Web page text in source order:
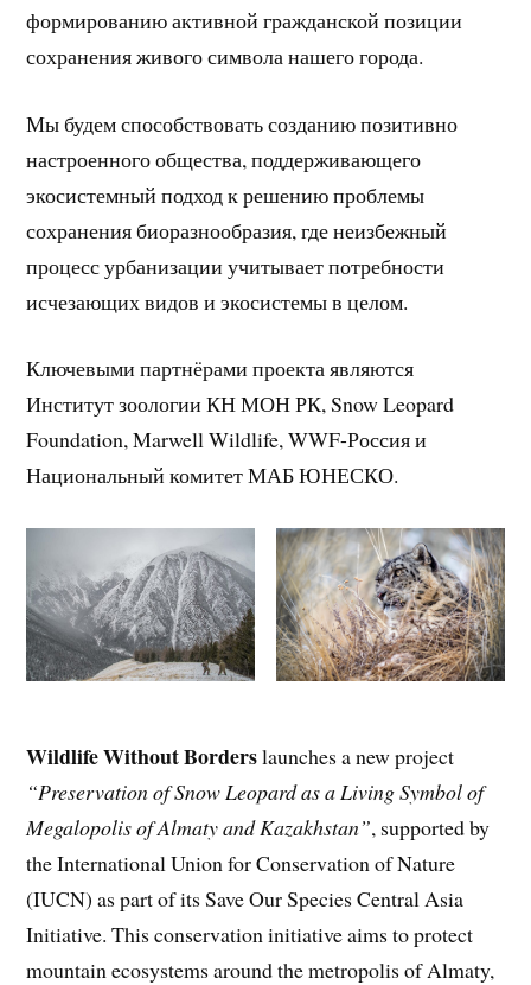
формированию активной гражданской позиции
сохранения живого символа нашего города.
Мы будем способствовать созданию позитивно
настроенного общества, поддерживающего
экосистемный подход к решению проблемы
сохранения биоразнообразия, где неизбежный
процесс урбанизации учитывает потребности
исчезающих видов и экосистемы в целом.
Ключевыми партнёрами проекта являются
Институт зоологии КН МОН РК, Snow Leopard
Foundation, Marwell Wildlife, WWF-Россия и
Национальный комитет МАБ ЮНЕСКО.
Wildlife Without Borderslaunches a new project
“Preservation of Snow Leopard as a Living Symbol of
Megalopolis of Almaty and Kazakhstan”, supported by
the International Union for Conservation of Nature
(IUCN) as part of its Save Our Species Central Asia
Initiative. This conservation initiative aims to protect
mountain ecosystems around the metropolis of Almaty,